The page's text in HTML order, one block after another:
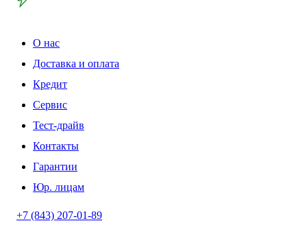
О нас
Доставка и оплата
Кредит
Сервис
Тест-драйв
Контакты
Гарантии
Юр. лицам
+7 (843) 207-01-89